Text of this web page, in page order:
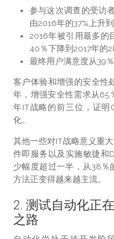
参与这次调查的受访
由2016年的37%上升到
2016年被引用最多的
40％下降到2017年的
最终用户满意度从39
客户体验和增强的安全性
年，增强安全性需求从65
年IT战略的前三位，证
化。
其他一些对IT战略意义重
件即服务以及实施敏捷和
少幅度超过一半，从38％
方法正变得越来越主流。
2. 测试自动化正
之路